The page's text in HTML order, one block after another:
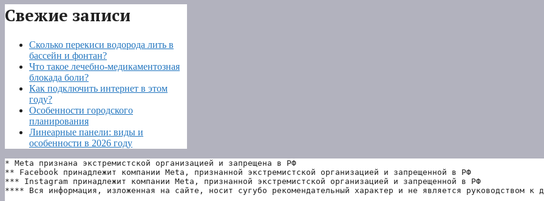
Свежие записи
Сколько перекиси водорода лить в
бассейн и фонтан?
Что такое лечебно-медикаментозная
блокада боли?
Как подключить интернет в этом
году?
Особенности городского
планирования
Линеарные панели: виды и
особенности в 2026 году
* Meta признана экстремистской организацией и запрещена в РФ
** Facebook принадлежит компании Meta, признанной экстремистской организацией и запрещенной в РФ
*** Instagram принадлежит компании Meta, признанной экстремистской организацией и запрещенной в РФ
**** Вся информация, изложенная на сайте, носит сугубо рекомендательный характер и не является руководством к